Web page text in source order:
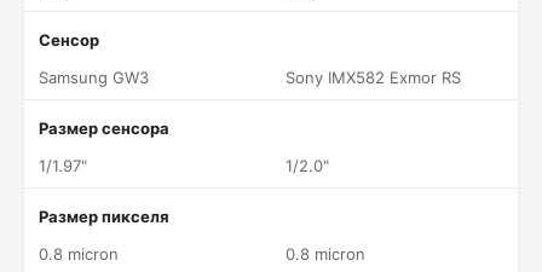
Сенсор
Samsung GW3
Sony IMX582 Exmor RS
Размер сенсора
1/1.97"
1/2.0"
Размер пикселя
0.8 micron
0.8 micron